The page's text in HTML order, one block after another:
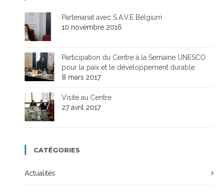
Partenariat avec S.A.V.E Belgium
10 novembre 2016
Participation du Centre à la Semaine UNESCO
pour la paix et le développement durable
8 mars 2017
Visite au Centre
27 avril 2017
CATÉGORIES
Actualités